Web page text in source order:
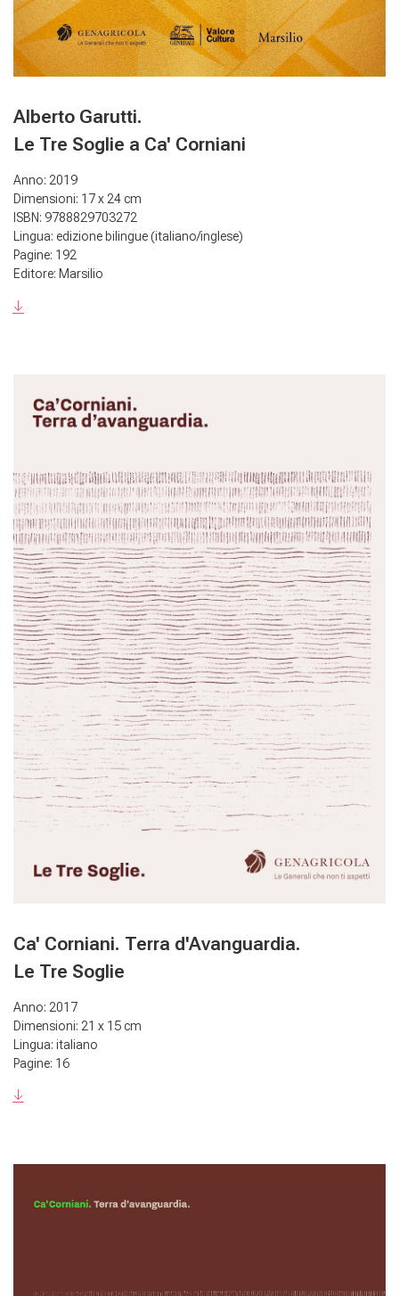
Alberto Garutti.
Le Tre Soglie a Ca' Corniani
Anno: 2019
Dimensioni: 17 x 24 cm
ISBN: 9788829703272
Lingua: edizione bilingue (italiano/inglese)
Pagine: 192
Editore: Marsilio
Ca' Corniani. Terra d'Avanguardia.
Le Tre Soglie
Anno: 2017
Dimensioni: 21 x 15 cm
Lingua: italiano
Pagine: 16